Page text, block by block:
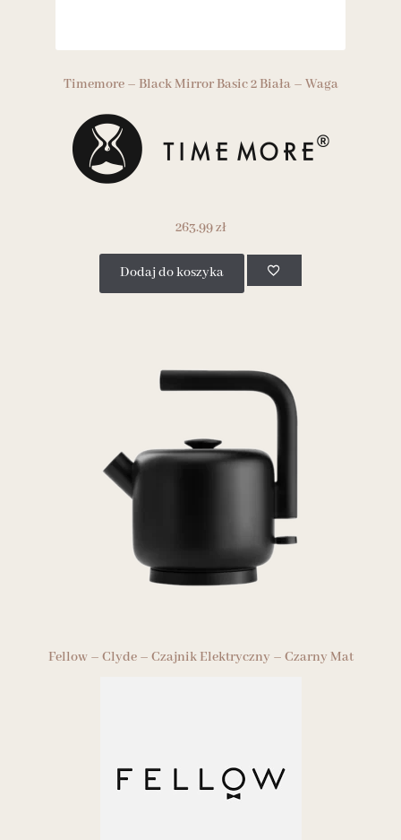
Timemore – Black Mirror Basic 2 Biała – Waga
263.99zł
Dodaj do koszyka
Fellow – Clyde – Czajnik Elektryczny – Czarny Mat